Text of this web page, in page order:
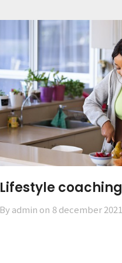
Lifestyle coaching
By admin on 8 december 2021